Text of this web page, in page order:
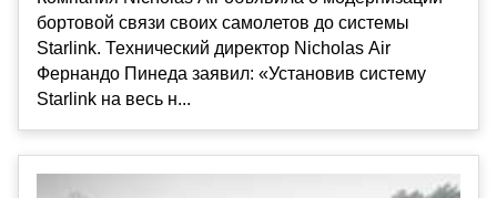
бортовой связи своих самолетов до системы
Starlink. Технический директор Nicholas Air
Фернандо Пинеда заявил: «Установив систему
Starlink на весь н...